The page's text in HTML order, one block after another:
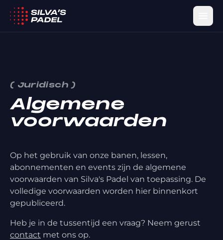
( Juridisch )
Algemene
voorwaarden
Op het gebruik van onze banen, lessen,
abonnementen en events zijn de algemene
voorwaarden van Silva's Padel van toepassing. De
volledige voorwaarden worden hier binnenkort
gepubliceerd.
Heb je in de tussentijd een vraag? Neem gerust
contact met ons op.